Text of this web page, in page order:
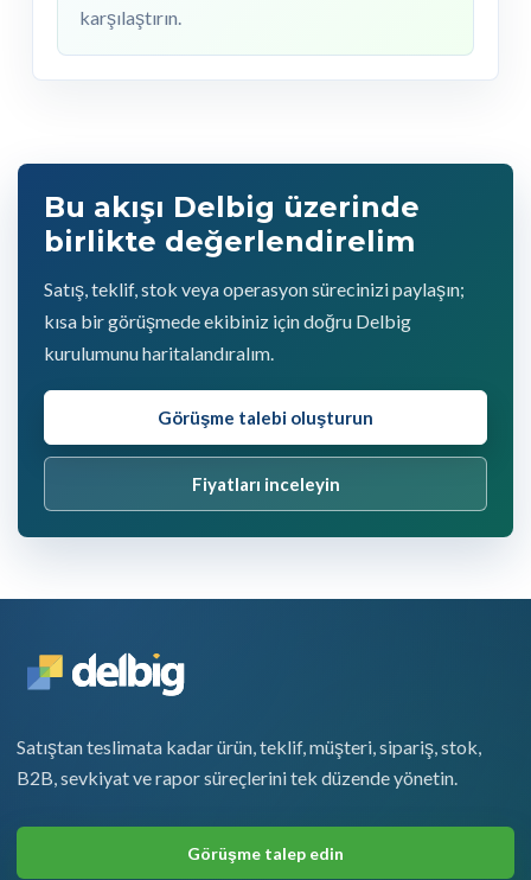
karşılaştırın.
Bu akışı Delbig üzerinde
birlikte değerlendirelim
Satış, teklif, stok veya operasyon sürecinizi paylaşın;
kısa bir görüşmede ekibiniz için doğru Delbig
kurulumunu haritalandıralım.
Görüşme talebi oluşturun
Fiyatları inceleyin
Satıştan teslimata kadar ürün, teklif, müşteri, sipariş, stok,
B2B, sevkiyat ve rapor süreçlerini tek düzende yönetin.
Görüşme talep edin